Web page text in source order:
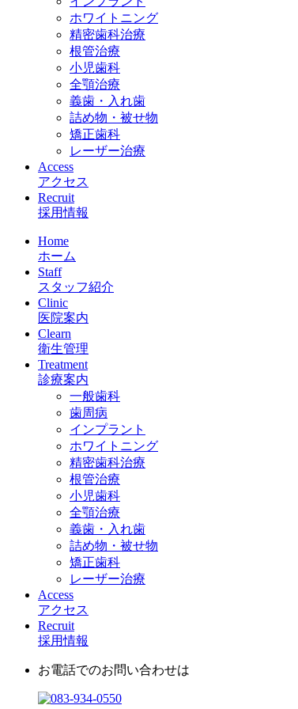
ホワイトニング
精密歯科治療
根管治療
小児歯科
全顎治療
義歯・入れ歯
詰め物・被せ物
矯正歯科
レーザー治療
Access
アクセス
Recruit
採用情報
Home
ホーム
Staff
スタッフ紹介
Clinic
医院案内
Clearn
衛生管理
Treatment
診療案内
一般歯科
歯周病
インプラント
ホワイトニング
精密歯科治療
根管治療
小児歯科
全顎治療
義歯・入れ歯
詰め物・被せ物
矯正歯科
レーザー治療
Access
アクセス
Recruit
採用情報
お電話でのお問い合わせは